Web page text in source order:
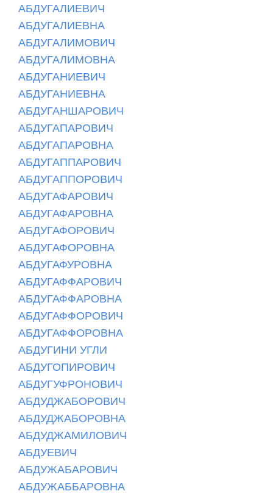
АБДУГАЛИЕВИЧ
АБДУГАЛИЕВНА
АБДУГАЛИМОВИЧ
АБДУГАЛИМОВНА
АБДУГАНИЕВИЧ
АБДУГАНИЕВНА
АБДУГАНШАРОВИЧ
АБДУГАПАРОВИЧ
АБДУГАПАРОВНА
АБДУГАППАРОВИЧ
АБДУГАППОРОВИЧ
АБДУГАФАРОВИЧ
АБДУГАФАРОВНА
АБДУГАФОРОВИЧ
АБДУГАФОРОВНА
АБДУГАФУРОВНА
АБДУГАФФАРОВИЧ
АБДУГАФФАРОВНА
АБДУГАФФОРОВИЧ
АБДУГАФФОРОВНА
АБДУГИНИ УГЛИ
АБДУГОПИРОВИЧ
АБДУГУФРОНОВИЧ
АБДУДЖАБОРОВИЧ
АБДУДЖАБОРОВНА
АБДУДЖАМИЛОВИЧ
АБДУЕВИЧ
АБДУЖАБАРОВИЧ
АБДУЖАББАРОВНА